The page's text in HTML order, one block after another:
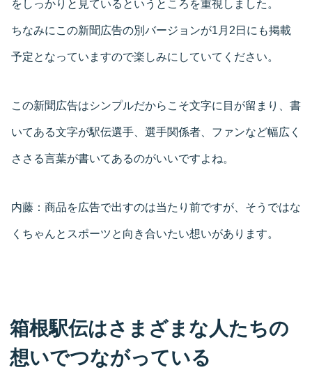
をしっかりと見ているというところを重視しました。
ちなみにこの新聞広告の別バージョンが1月2日にも掲載
予定となっていますので楽しみにしていてください。
この新聞広告はシンプルだからこそ文字に目が留まり、書
いてある文字が駅伝選手、選手関係者、ファンなど幅広く
ささる言葉が書いてあるのがいいですよね。
内藤： 商品を広告で出すのは当たり前ですが、そうではな
くちゃんとスポーツと向き合いたい想いがあります。
箱根駅伝はさまざまな人たちの
想いでつながっている